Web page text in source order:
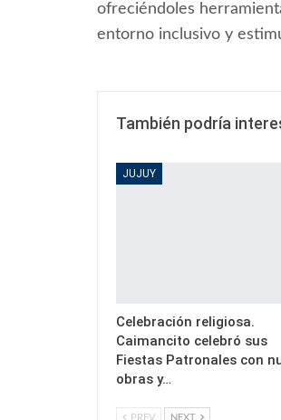
ofreciéndoles
entorno inclusivo y
También podría
JUJUY
Celebración religiosa.
Caimancito celebró sus
Fiestas Patronales con
obras y…
PREV NEXT